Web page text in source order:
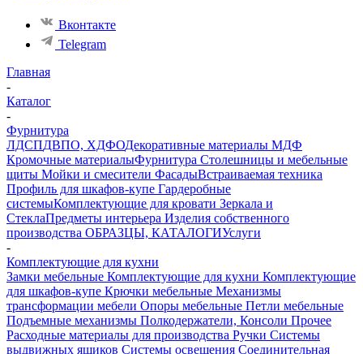
Вконтакте
Telegram
Главная
-
Каталог
-
Фурнитура
ЛДСПДВПО, ХДФОДекоративные материалы МДФ
Кромочные материалыФурнитура Столешницы и мебельные
щиты Мойки и смесители ФасадыВстраиваемая техника
Профиль для шкафов-купе Гардеробные
системыКомплектующие для кровати Зеркала и
СтеклаПредметы интерьера Изделия собственного
производства ОБРАЗЦЫ, КАТАЛОГИУслуги
-
Комплектующие для кухни
Замки мебельные Комплектующие для кухни Комплектующие
для шкафов-купе Крючки мебельные Механизмы
трансформации мебели Опоры мебельные Петли мебельные
Подъемные механизмы Полкодержатели, Консоли Прочее
Расходные материалы для производства Ручки Системы
выдвижных ящиков Системы освещения Соединительная